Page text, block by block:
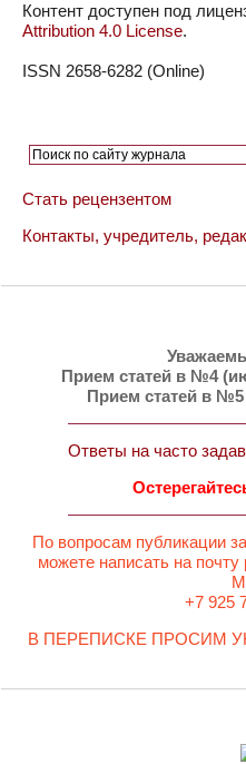
Контент доступен под
Attribution 4.0 License.
ISSN 2658-6282 (Online)
Стать рецензентом
Контакты, учредитель,
Прием статей в №4
Прием статей в №5
Ответы на часто
По вопросам публикации
можете написать на
+7 925
В ПЕРЕПИСКЕ ПРОСИМ